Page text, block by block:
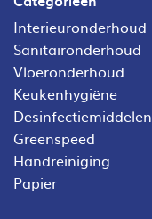
Interieuronderhoud
Sanitaironderhoud
Vloeronderhoud
Keukenhygiëne
Desinfectiemiddelen
Greenspeed
Handreiniging
Papier